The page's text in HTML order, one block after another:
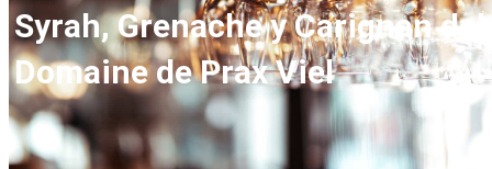
Syrah, Grenache y Carignan del
Domaine de Prax Viel